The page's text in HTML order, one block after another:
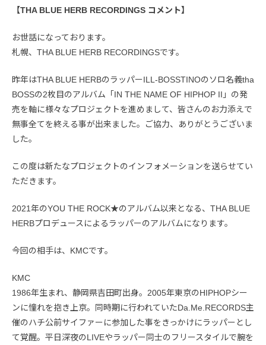
【THA BLUE HERB RECORDINGS コメント】
お世話になっております。
札幌、THA BLUE HERB RECORDINGSです。
昨年はTHA BLUE HERBのラッパーILL-BOSSTINOのソロ名義tha
BOSSの2枚目のアルバム「IN THE NAME OF HIPHOP II」の発
売を軸に様々なプロジェクトを進めまして、皆さんのお力添えで
無事全てを終える事が出来ました。ご協力、ありがとうございま
した。
この度は新たなプロジェクトのインフォメーションを送らせてい
ただきます。
2021年のYOU THE ROCK★のアルバム以来となる、THA BLUE
HERBプロデュースによるラッパーのアルバムになります。
今回の相手は、KMCです。
KMC
1986年生まれ、静岡県吉田町出身。2005年東京のHIPHOPシー
ンに憧れを抱き上京。同時期に行われていたDa.Me.RECORDS主
催のハチ公前サイファーに参加した事をきっかけにラッパーとし
て覚醒。平日深夜のLIVEやラッパー同士のフリースタイルで腕を